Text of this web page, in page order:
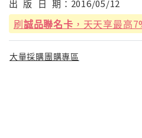
出 版 日 期： 2016/05/12
刷誠品聯名卡 ，天天享最高
大量採購團購專區